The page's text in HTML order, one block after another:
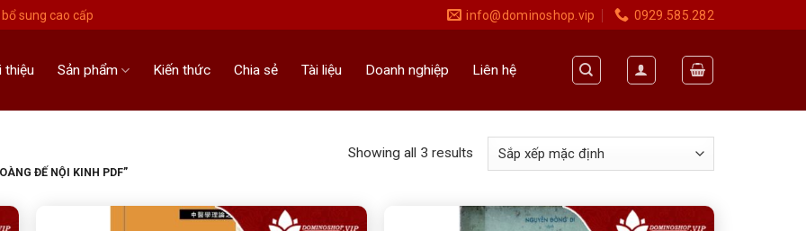
sung cao cấp info@dominoshop.vip 0929.585.282
thiệu Sản phẩm Kiến thức Chia sẻ Tài liệu Doanh nghiệp Liên hệ
ĐẾ NỘI KINH PDF”
Showing all 3 results